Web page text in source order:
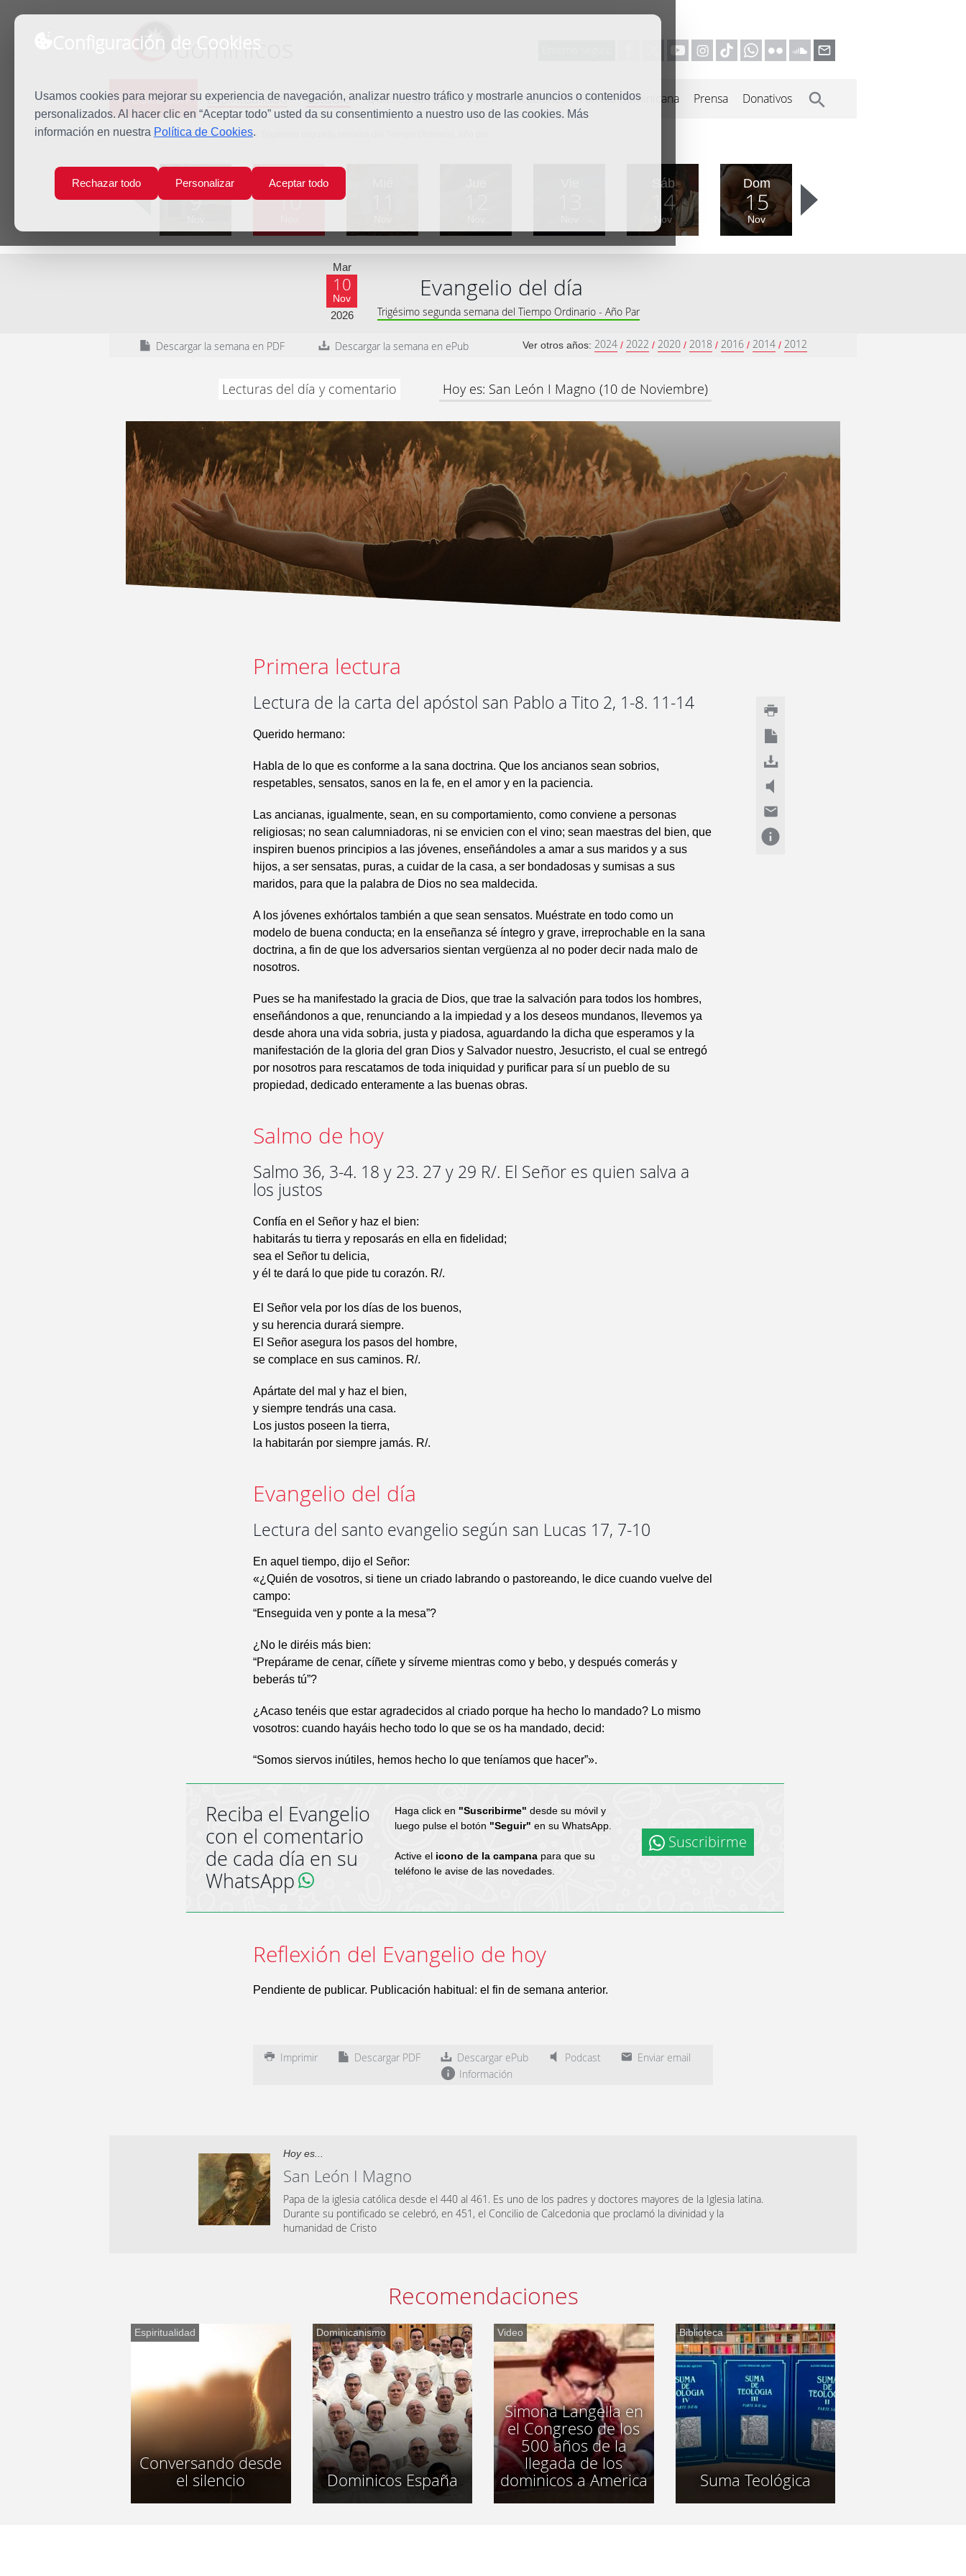
Configuración de Cookies
Usamos cookies para mejorar su experiencia de navegación, analizar nuestro tráfico y mostrarle anuncios o contenidos
personalizados. Al hacer clic en “Aceptar todo” usted da su consentimiento a nuestro uso de las cookies. Más
información en nuestra Política de Cookies.
Rechazar todo Personalizar Aceptar todo
dominicos
Predicación Espiritualidad Estudio Quiénes somos Misión Vocaciones Familia Dominicana Prensa Donativos
Inicio Predicación Martes de la Trigésimo segunda semana del Tiempo Ordinario, Año par
Lun
9
Mar
10
Sáb
14
Nov
Dom
15
Nov
Mar
10
Nov
2026
Evangelio del día
Trigésimo segunda semana del Tiempo Ordinario - Año Par
Descargar la semana en PDF Descargar la semana en ePub Ver otros años: 2024 / 2022 / 2020 / 2018 / 2016 / 2014 / 2012
Lecturas del día y comentario Hoy es: San León I Magno (10 de Noviembre)
Primera lectura
Lectura de la carta del apóstol san Pablo a Tito 2, 1-8. 11-14
Querido hermano:
Habla de lo que es conforme a la sana doctrina. Que los ancianos sean sobrios,
respetables, sensatos, sanos en la fe, en el amor y en la paciencia.
Las ancianas, igualmente, sean, en su comportamiento, como conviene a personas
religiosas; no sean calumniadoras, ni se envicien con el vino; sean maestras del bien, que
inspiren buenos principios a las jóvenes, enseñándoles a amar a sus maridos y a sus
hijos, a ser sensatas, puras, a cuidar de la casa, a ser bondadosas y sumisas a sus
maridos, para que la palabra de Dios no sea maldecida.
A los jóvenes exhórtalos también a que sean sensatos. Muéstrate en todo como un
modelo de buena conducta; en la enseñanza sé íntegro y grave, irreprochable en la sana
doctrina, a fin de que los adversarios sientan vergüenza al no poder decir nada malo de
nosotros.
Pues se ha manifestado la gracia de Dios, que trae la salvación para todos los hombres,
enseñándonos a que, renunciando a la impiedad y a los deseos mundanos, llevemos ya
desde ahora una vida sobria, justa y piadosa, aguardando la dicha que esperamos y la
manifestación de la gloria del gran Dios y Salvador nuestro, Jesucristo, el cual se entregó
por nosotros para rescatamos de toda iniquidad y purificar para sí un pueblo de su
propiedad, dedicado enteramente a las buenas obras.
Salmo de hoy
Salmo 36, 3-4. 18 y 23. 27 y 29 R/. El Señor es quien salva a
los justos
Confía en el Señor y haz el bien:
habitarás tu tierra y reposarás en ella en fidelidad;
sea el Señor tu delicia,
y él te dará lo que pide tu corazón. R/.
El Señor vela por los días de los buenos,
y su herencia durará siempre.
El Señor asegura los pasos del hombre,
se complace en sus caminos. R/.
Apártate del mal y haz el bien,
y siempre tendrás una casa.
Los justos poseen la tierra,
la habitarán por siempre jamás. R/.
Evangelio del día
Lectura del santo evangelio según san Lucas 17, 7-10
En aquel tiempo, dijo el Señor:
«¿Quién de vosotros, si tiene un criado labrando o pastoreando, le dice cuando vuelve del
campo:
“Enseguida ven y ponte a la mesa”?
¿No le diréis más bien:
“Prepárame de cenar, cíñete y sírveme mientras como y bebo, y después comerás y
beberás tú”?
¿Acaso tenéis que estar agradecidos al criado porque ha hecho lo mandado? Lo mismo
vosotros: cuando hayáis hecho todo lo que se os ha mandado, decid:
“Somos siervos inútiles, hemos hecho lo que teníamos que hacer”».
Reciba el Evangelio
con el comentario
de cada día en su
WhatsApp
Haga click en "Suscribirme" desde su móvil y
luego pulse el botón "Seguir" en su WhatsApp.
Active el icono de la campanapara que su
teléfono le avise de las novedades.
Suscribirme
Reflexión del Evangelio de hoy
Pendiente de publicar. Publicación habitual: el fin de semana anterior.
Imprimir Descargar PDF Descargar ePub Podcast
Enviar email
Información
Hoy es...
San León I Magno
Papa de la iglesia católica desde el 440 al 461. Es uno de los padres y doctores mayores de la Iglesia latina.
Durante su pontificado se celebró, en 451, el Concilio de Calcedonia que proclamó la divinidad y la
humanidad de Cristo
Recomendaciones
Espiritualidad
Conversando desde
el silencio
Dominicanismo
Dominicos España
Video
Simona Langella en
el Congreso de los
500 años de la
llegada de los
dominicos a America
Biblioteca
Suma Teológica